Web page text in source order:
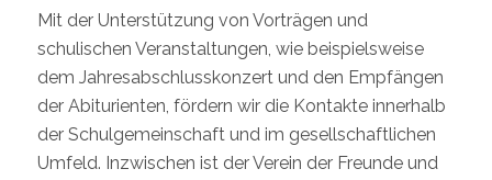
Mit der Unterstützung von Vorträgen und
schulischen Veranstaltungen, wie beispielsweise
dem Jahresabschlusskonzert und den Empfängen
der Abiturienten, fördern wir die Kontakte innerhalb
der Schulgemeinschaft und im gesellschaftlichen
Umfeld. Inzwischen ist der Verein der Freunde und